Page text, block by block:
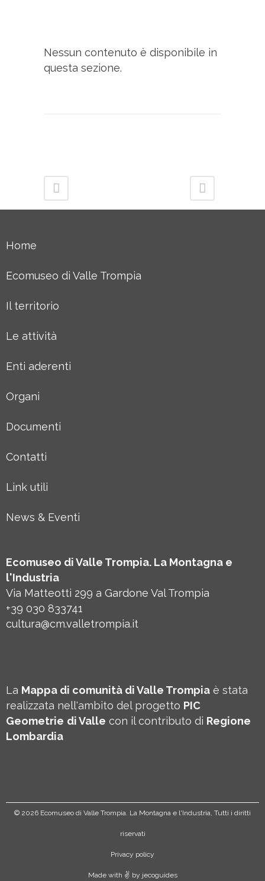
Nessun contenuto è disponibile in
questa sezione.
Home
Ecomuseo di Valle Trompia
Il territorio
Le attività
Enti aderenti
Organi
Documenti
Contatti
Link utili
News & Eventi
Ecomuseo di Valle Trompia. La Montagna e
l'Industria
Via Matteotti 299 a Gardone Val Trompia
+39 030 833741
cultura@cm.valletrompia.it
La Mappa di comunità di Valle Trompia è stata
realizzata nell'ambito del progetto PIC
Geometrie di Valle con il contributo di Regione
Lombardia
© 2026 Ecomuseo di Valle Trompia. La Montagna e l'Industria, Tutti i diritti
riservati
Privacy policy
Made with ✌️ by jecoguides